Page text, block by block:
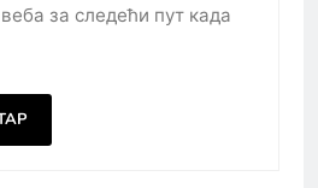
за следећи пут када